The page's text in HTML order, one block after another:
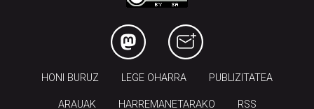
HONI BURUZ LEGE OHARRA PUBLIZITATEA
ARAUAK HARREMANETARAKO RSS